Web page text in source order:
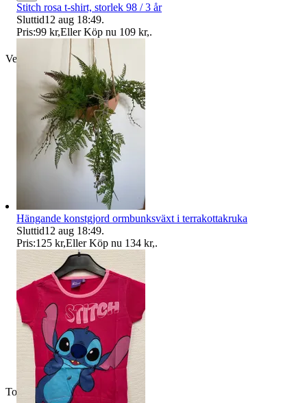
Verifierad
Toppsäljare
Stitch rosa t-shirt, storlek 98 / 3 år
Sluttid12 aug 18:49.
Pris:99 kr,Eller Köp nu 109 kr,.
Hängande konstgjord ormbunksväxt i terrakottakruka
Sluttid12 aug 18:49.
Pris:125 kr,Eller Köp nu 134 kr,.